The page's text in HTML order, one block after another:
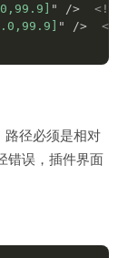
" />
" />
路径必须是相对
错误，插件界面